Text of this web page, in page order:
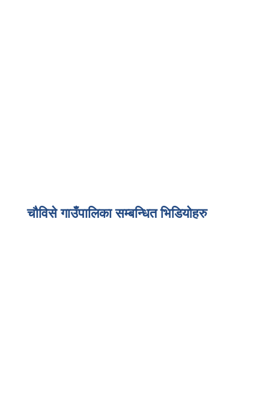
चौविसे गाउँपालिका सम्बन्धित भिडियोहरु